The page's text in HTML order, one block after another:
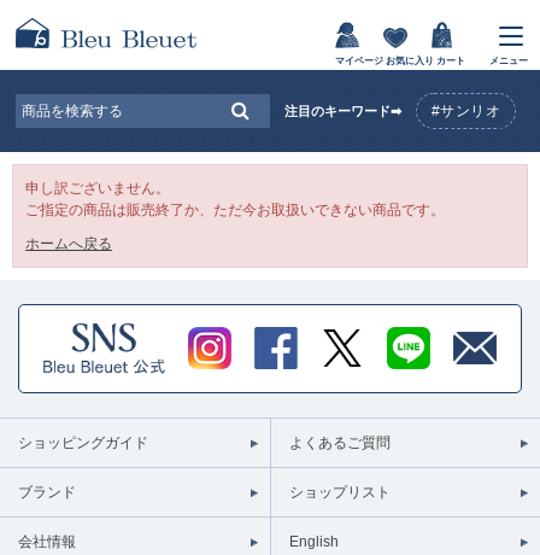
マイページ お気に入り カート メニュー
注目のキーワード➡ #サンリオ
申し訳ございません。
ご指定の商品は販売終了か、ただ今お取扱いできない商品です。
ホームへ戻る
ショッピングガイド よくあるご質問
ブランド ショップリスト
会社情報 English